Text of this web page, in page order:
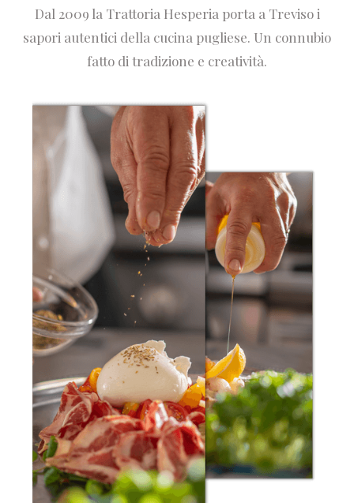
Dal 2009 la Trattoria Hesperia porta a Treviso i
sapori autentici della cucina pugliese. Un connubio
fatto di tradizione e creatività.